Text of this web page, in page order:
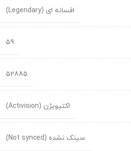
افسانه ای (Legendary)
59
52885
اکتیویژن (Activision)
سینک نشده (Not synced)